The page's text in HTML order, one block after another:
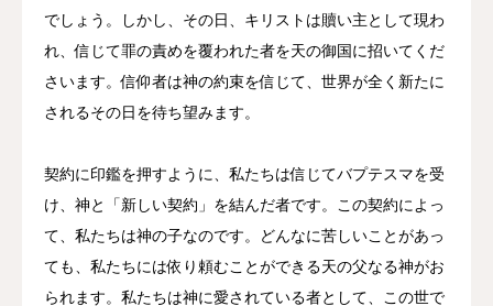
でしょう。しかし、その日、キリストは贖い主として現わ
れ、信じて罪の責めを覆われた者を天の御国に招いてくだ
さいます。信仰者は神の約束を信じて、世界が全く新たに
されるその日を待ち望みます。
契約に印鑑を押すように、私たちは信じてバプテスマを受
け、神と「新しい契約」を結んだ者です。この契約によっ
て、私たちは神の子なのです。どんなに苦しいことがあっ
ても、私たちには依り頼むことができる天の父なる神がお
られます。私たちは神に愛されている者として、この世で